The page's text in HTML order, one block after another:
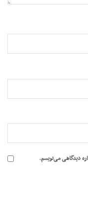
دیدگاهی می‌نویسم.